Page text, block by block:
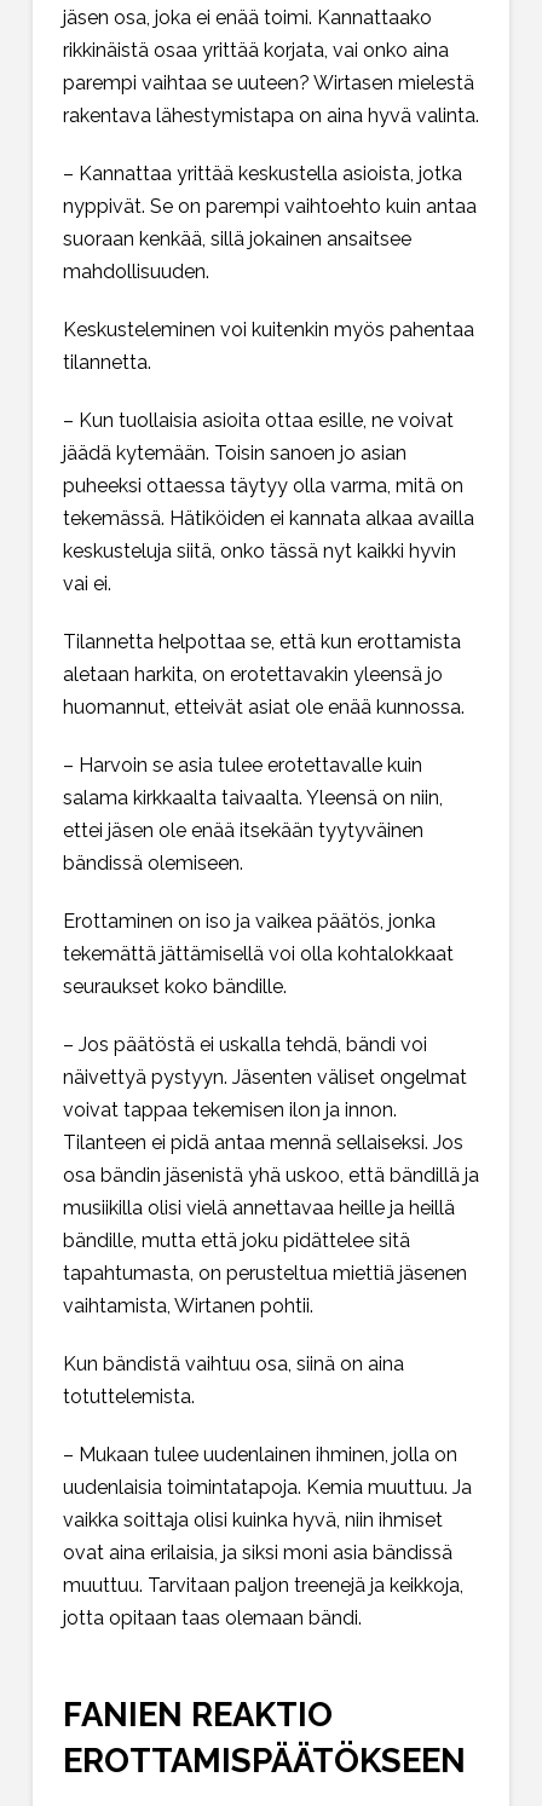
jäsen osa, joka ei enää toimi. Kannattaako
rikkinäistä osaa yrittää korjata, vai onko aina
parempi vaihtaa se uuteen? Wirtasen mielestä
rakentava lähestymistapa on aina hyvä valinta.
– Kannattaa yrittää keskustella asioista, jotka
nyppivät. Se on parempi vaihtoehto kuin antaa
suoraan kenkää, sillä jokainen ansaitsee
mahdollisuuden.
Keskusteleminen voi kuitenkin myös pahentaa
tilannetta.
– Kun tuollaisia asioita ottaa esille, ne voivat
jäädä kytemään. Toisin sanoen jo asian
puheeksi ottaessa täytyy olla varma, mitä on
tekemässä. Hätiköiden ei kannata alkaa availla
keskusteluja siitä, onko tässä nyt kaikki hyvin
vai ei.
Tilannetta helpottaa se, että kun erottamista
aletaan harkita, on erotettavakin yleensä jo
huomannut, etteivät asiat ole enää kunnossa.
– Harvoin se asia tulee erotettavalle kuin
salama kirkkaalta taivaalta. Yleensä on niin,
ettei jäsen ole enää itsekään tyytyväinen
bändissä olemiseen.
Erottaminen on iso ja vaikea päätös, jonka
tekemättä jättämisellä voi olla kohtalokkaat
seuraukset koko bändille.
– Jos päätöstä ei uskalla tehdä, bändi voi
näivettyä pystyyn. Jäsenten väliset ongelmat
voivat tappaa tekemisen ilon ja innon.
Tilanteen ei pidä antaa mennä sellaiseksi. Jos
osa bändin jäsenistä yhä uskoo, että bändillä ja
musiikilla olisi vielä annettavaa heille ja heillä
bändille, mutta että joku pidättelee sitä
tapahtumasta, on perusteltua miettiä jäsenen
vaihtamista, Wirtanen pohtii.
Kun bändistä vaihtuu osa, siinä on aina
totuttelemista.
– Mukaan tulee uudenlainen ihminen, jolla on
uudenlaisia toimintatapoja. Kemia muuttuu. Ja
vaikka soittaja olisi kuinka hyvä, niin ihmiset
ovat aina erilaisia, ja siksi moni asia bändissä
muuttuu. Tarvitaan paljon treenejä ja keikkoja,
jotta opitaan taas olemaan bändi.
FANIEN REAKTIO
EROTTAMISPÄÄTÖKSEEN